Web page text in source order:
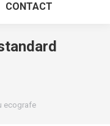
CONTACT
ecografe